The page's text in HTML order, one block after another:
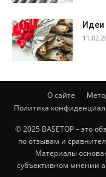
Идеи
О сайте
Политика
© 2025 BASETOP – это
по отзывам и
Материалы
субъективном мнении